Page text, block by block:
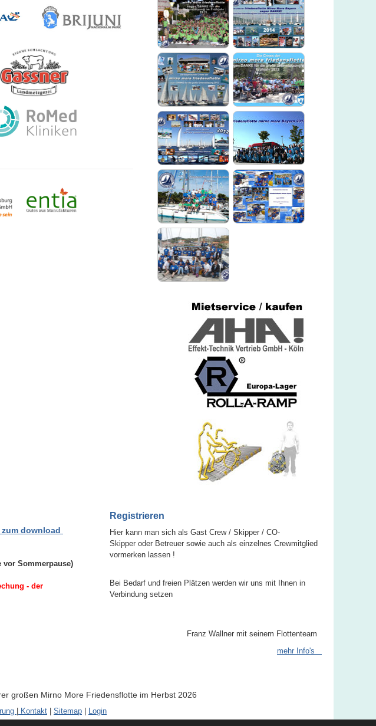
zum download
vor Sommerpause)
- der
Registrieren
Hier kann man sich als Gast Crew / Skipper / CO-
Skipper oder Betreuer sowie auch als einzelnes Crewmitglied
vormerken lassen !
Bei Bedarf und freien Plätzen werden wir uns mit Ihnen in
Verbindung setzen
Franz Wallner mit seinem Flottenteam
mehr Info's
großen Mirno More Friedensflotte im Herbst 2026
Kontakt Sitemap Login